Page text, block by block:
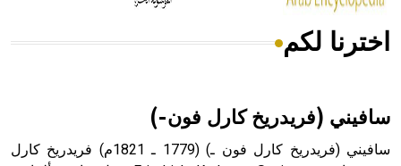
هل تعلم أن الأبسيد كلمة فرنسية اللفظ تم اعتمادها مصطلحاً
اخترنا لكم
سافيني (فريدريخ كارل فون-)
سافيني (فريدريخ كارل فون ـ) (1779 ـ 1821م) فريدريخ كارل